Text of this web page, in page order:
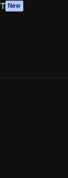
New